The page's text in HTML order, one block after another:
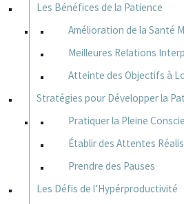
Les Bénéfices de la Patience
Amélioration de la Santé
Meilleures Relations
Atteinte des Objectifs à
Stratégies pour Développer la
Pratiquer la Pleine
Établir des Attentes
Prendre des Pauses
Les Défis de l’Hypérproductivité